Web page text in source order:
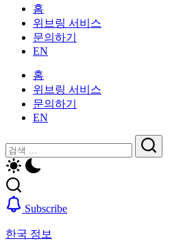
험,
의
료
및
일
상
생
가
이
드
—
비
자,
험,
홈
위브링 서비스
문의하기
EN
홈
위브링 서비스
문의하기
EN
닫
기
검
색
검
Subscribe
한국 정보